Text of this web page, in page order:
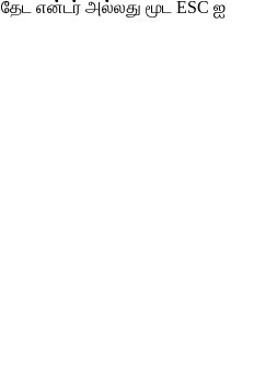
தேட என்டர் அல்லது மூட ESC ஐ